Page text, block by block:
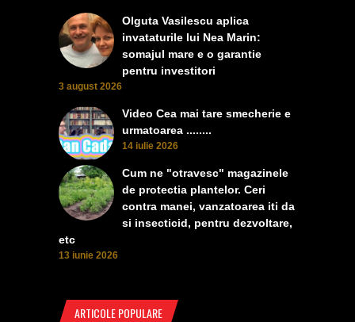
Olguta Vasilescu aplica
invataturile lui Nea Marin:
somajul mare e o garantie
pentru investitori
3 august 2026
Video Cea mai tare smecherie e
urmatoarea ........
14 iulie 2026
Cum ne "otravesc" magazinele
de protectia plantelor. Ceri
contra manei, vanzatoarea iti da
si insecticid, pentru dezvoltare,
etc
13 iunie 2026
ARTICOLE POPULARE